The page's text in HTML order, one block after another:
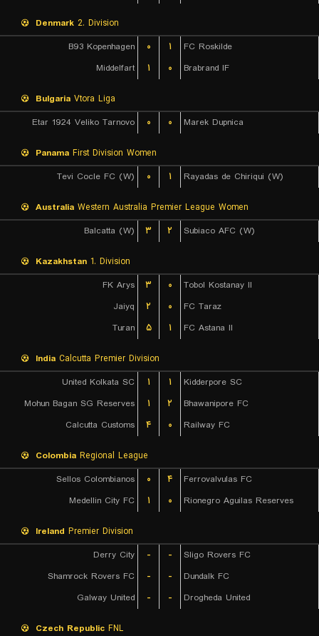
Denmark 2. Division
B93 Kopenhagen
۰ ۱
FC Roskilde
Middelfart
۱ ۰ Brabrand IF
Bulgaria Vtora Liga
Etar 1924 Veliko Tarnovo
۰ ۰ Marek Dupnica
Panama First Division Women
Tevi Cocle FC (W)
۰ ۱ Rayadas de Chiriqui (W)
Australia Western Australia Premier League Women
Balcatta (W)
۳ ۲ Subiaco AFC (W)
Kazakhstan 1. Division
FK Arys
۳ ۰
Tobol Kostanay II
Jaiyq
۲ ۰
FC Taraz
Turan
۵ ۱ FC Astana II
India Calcutta Premier Division
United Kolkata SC
۱ ۱
Kidderpore SC
Mohun Bagan SG Reserves
۱ ۲
Bhawanipore FC
Calcutta Customs
۴ ۰ Railway FC
Colombia Regional League
Sellos Colombianos
۰ ۴
Ferrovalvulas FC
Medellin City FC
۱ ۰ Rionegro Aguilas Reserves
Ireland Premier Division
Derry City
- -
Sligo Rovers FC
Shamrock Rovers FC
- -
Dundalk FC
Galway United
- - Drogheda United
Czech Republic FNL